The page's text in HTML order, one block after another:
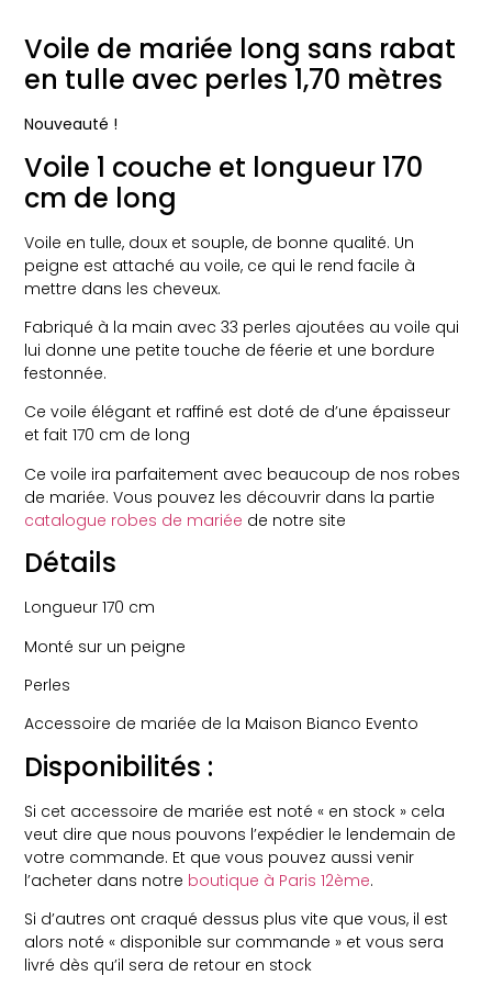
Voile de mariée long sans rabat
en tulle avec perles 1,70 mètres
Nouveauté !
Voile 1 couche et longueur 170
cm de long
Voile en tulle, doux et souple, de bonne qualité. Un
peigne est attaché au voile, ce qui le rend facile à
mettre dans les cheveux.
Fabriqué à la main avec 33 perles ajoutées au voile qui
lui donne une petite touche de féerie et une bordure
festonnée.
Ce voile élégant et raffiné est doté de d’une épaisseur
et fait 170 cm de long
Ce voile ira parfaitement avec beaucoup de nos robes
de mariée. Vous pouvez les découvrir dans la partie
catalogue robes de mariée de notre site
Détails
Longueur 170 cm
Monté sur un peigne
Perles
Accessoire de mariée de la Maison Bianco Evento
Disponibilités :
Si cet accessoire de mariée est noté « en stock » cela
veut dire que nous pouvons l’expédier le lendemain de
votre commande. Et que vous pouvez aussi venir
l’acheter dans notre boutique à Paris 12ème.
Si d’autres ont craqué dessus plus vite que vous, il est
alors noté « disponible sur commande » et vous sera
livré dès qu’il sera de retour en stock